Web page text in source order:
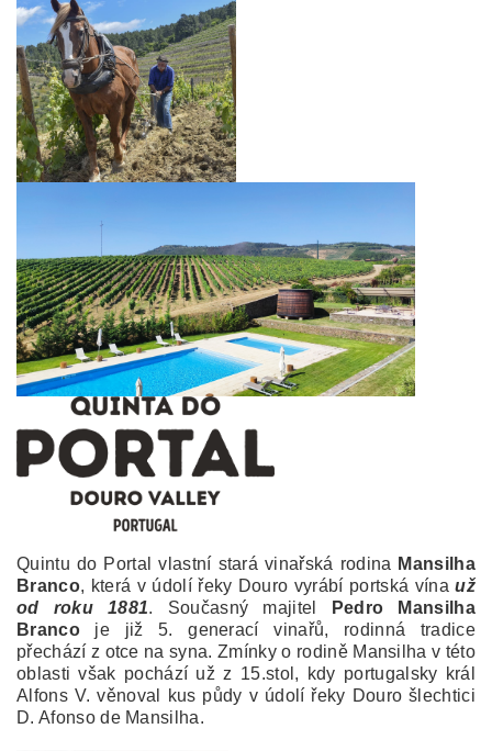
Quintu do Portal vlastní stará vinařská rodina Mansilha
Branco, která v údolí řeky Douro vyrábí portská vínauž
od roku 1881. Současný majitel
Pedro Mansilha
Brancoje již 5. generací vinařů, rodinná tradice
přechází z otce na syna. Zmínky o rodině Mansilha v této
oblasti však pochází už z 15.stol, kdy portugalsky král
Alfons V. věnoval kus půdy v údolí řeky Douro šlechtici
D. Afonso de Mansilha.